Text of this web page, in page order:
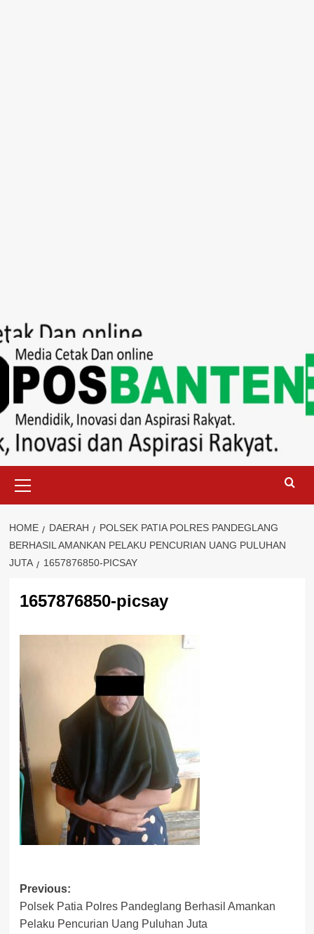
to
content
Menu
HOME DAERAH
POLSEK PATIA POLRES PANDEGLANG
BERHASIL AMANKAN PELAKU PENCURIAN UANG PULUHAN
JUTA
1657876850-PICSAY
1657876850-picsay
Post
navigation
Previous:
Polsek Patia Polres Pandeglang Berhasil Amankan
Pelaku Pencurian Uang Puluhan Juta